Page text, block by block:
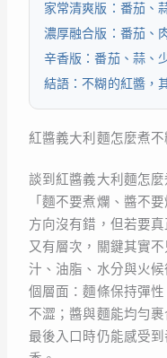
家常清爽版：番茄、
濃厚融合版：番茄、
辛香版：番茄、蒜、
結語：不糊的紅醬，
紅醬義大利麵怎麼煮
談到紅醬義大利麵怎
「麵不要煮爛、醬不
方向沒有錯，但若要
又有層次，關鍵其實
汁、油脂、水分與火
個層面：麵條保持彈
不澀；醬與麵能均勻
最後入口時仍能感受